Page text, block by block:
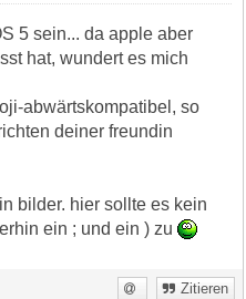
5 sein... da apple aber
hat, wundert es mich
abwärtskompatibel, so
deiner freundin
bilder. hier sollte es kein
ein ; und ein ) zu
Zitieren